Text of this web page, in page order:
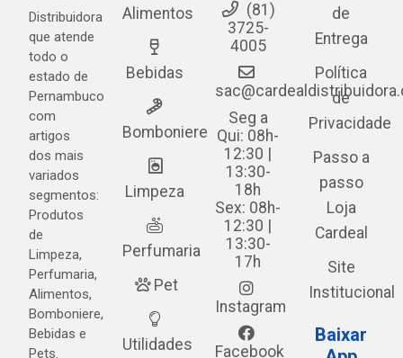
Distribuidora
que atende
todo o
estado de
Pernambuco
com
artigos
dos mais
variados
segmentos:
Produtos
de
Limpeza,
Perfumaria,
Alimentos,
Bomboniere,
Bebidas e
Pets.
Alimentos
Bebidas
Bomboniere
Limpeza
Perfumaria
Pet
Utilidades
(81)
3725-
4005
Seg a
Qui: 08h-
12:30 |
13:30-
18h
Sex: 08h-
12:30 |
13:30-
17h
Instagram
Facebook
de
Entrega
Política
de
Privacidade
Passo a
passo
Loja
Cardeal
Site
Institucional
Baixar